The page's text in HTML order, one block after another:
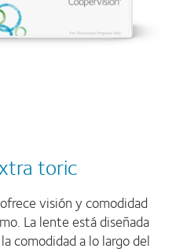
toric
visión y comodidad
La lente está diseñada
comodidad a lo largo del